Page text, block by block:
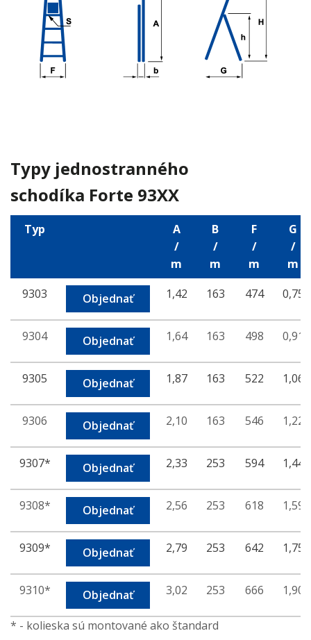
Typy jednostranného
schodíka Forte 93XX
Typ
A
/
m
B
/
m
F
/
m
G
/
m
9303
Objednať 1,42 163 474 0,75
9304 Objednať 1,64 163 498 0,91
9305 Objednať 1,87 163 522 1,06
9306 Objednať 2,10 163 546 1,22
9307* Objednať 2,33 253 594 1,44
9308* Objednať 2,56 253 618 1,59
9309* Objednať 2,79 253 642 1,75
9310* Objednať 3,02 253 666 1,90
* - kolieska sú montované ako štandard